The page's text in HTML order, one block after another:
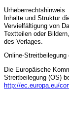
Urheberrechtshinweis
Inhalte und Struktur
Vervielfältigung von
Textteilen oder
des Verlages.
Online-
Die Europäische
Streitbeilegung (OS)
http://ec.europa.eu/